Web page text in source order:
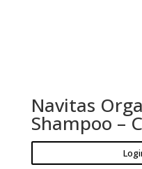
Navitas
Shampoo –